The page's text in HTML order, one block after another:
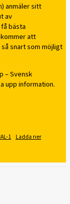
anmäler sitt
av
bästa
att
snart som möjligt
– Svensk
upp information.
1 Ladda ner